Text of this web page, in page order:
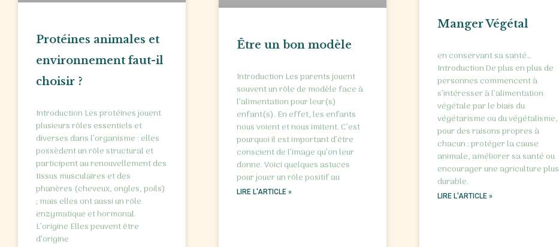
Protéines animales et
environnement faut-il
choisir ?
Introduction Les protéines jouent
plusieurs rôles essentiels et
diverses dans l’organisme : elles
possèdent un rôle structural et
participent au renouvellement des
tissus musculaires et des
phanères (cheveux, ongles, poils)
; mais elles ont aussi un rôle
enzymatique et hormonal.
L’origine Elles peuvent être
d’origine
Être un bon modèle
Introduction Les parents jouent
souvent un rôle de modèle face à
l’alimentation pour leur(s)
enfant(s). En effet, les enfants
nous voient et nous imitent. C’est
pourquoi il est important d’être
conscient de l’image qu’on leur
donne. Voici quelques astuces
pour jouer un rôle positif au
LIRE L'ARTICLE »
Manger Végétal
en conservant sa santé…
Introduction De plus en plus de
personnes commencent à
s’intéresser à l’alimentation
végétale par le biais du
végétarisme ou du végétalisme,
pour des raisons propres à
chacun : protéger la cause
animale, améliorer sa santé ou
encourager une agriculture plus
durable.
LIRE L'ARTICLE »